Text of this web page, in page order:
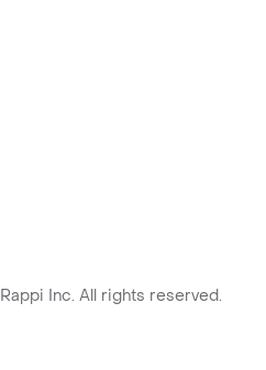
Rappi Inc. All rights reserved.